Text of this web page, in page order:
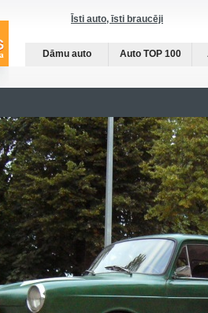
Īsti auto, īsti braucēji
Dāmu auto Auto TOP 100